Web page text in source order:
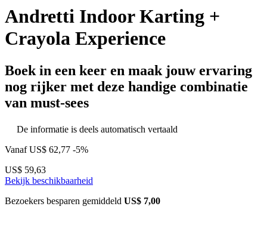
Andretti Indoor Karting +
Crayola Experience
Boek in een keer en maak jouw ervaring
nog rijker met deze handige combinatie
van must-sees
De informatie is deels automatisch vertaald
VanafUS$ 62,77 -5%
US$ 59,63
Bekijk beschikbaarheid
Bezoekers besparen gemiddeld US$ 7,00